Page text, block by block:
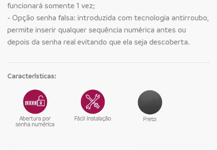
funcionará somente 1 vez;
- Opção senha falsa: introduzida com tecnologia antirroubo,
permite inserir qualquer sequência numérica antes ou
depois da senha real evitando que ela seja descoberta.
Características: